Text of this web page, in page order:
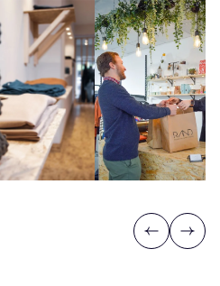
Previous
Next